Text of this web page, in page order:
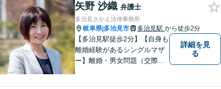
はじめとする民事事件に対応
してきました。お気軽にお電
話ください【駐車場完備】
矢野 沙織 弁護士
多治見さかえ法律事務所
岐阜県|多治見市 多治見駅 から徒歩2分
【多治見駅徒歩2分】【自身も
離婚経験があるシングルマザ
ー】離婚・男女問題（交際ト
詳細を見
る